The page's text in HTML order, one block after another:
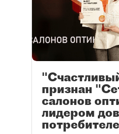
признан
салонов
лидером